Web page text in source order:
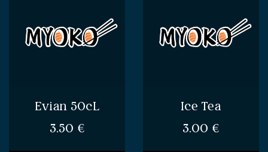
Evian 50cL
3.50 €
Ice Tea
3.00 €